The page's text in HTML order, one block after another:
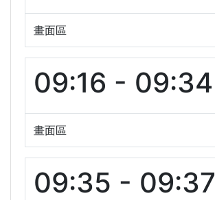
畫面區
09:16 - 09:34
畫面區
09:35 - 09:37